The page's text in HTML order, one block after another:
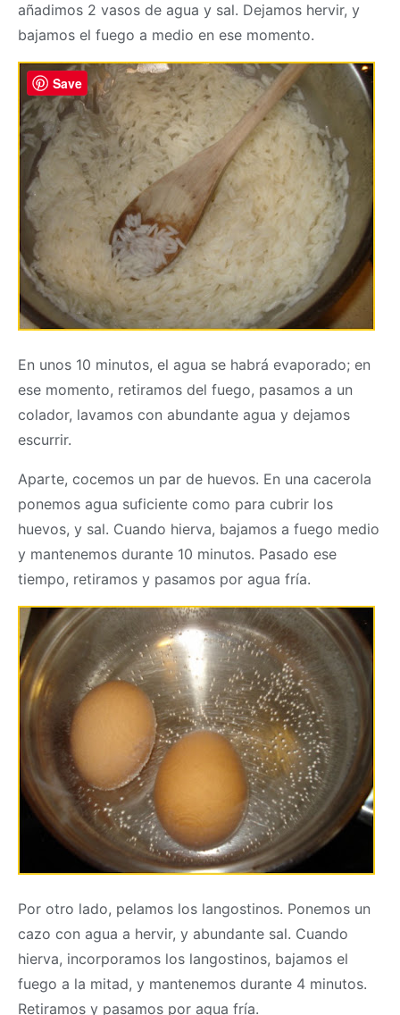
añadimos 2 vasos de agua y sal. Dejamos hervir, y
bajamos el fuego a medio en ese momento.
En unos 10 minutos, el agua se habrá evaporado; en
ese momento, retiramos del fuego, pasamos a un
colador, lavamos con abundante agua y dejamos
escurrir.
Aparte, cocemos un par de huevos. En una cacerola
ponemos agua suficiente como para cubrir los
huevos, y sal. Cuando hierva, bajamos a fuego medio
y mantenemos durante 10 minutos. Pasado ese
tiempo, retiramos y pasamos por agua fría.
Por otro lado, pelamos los langostinos. Ponemos un
cazo con agua a hervir, y abundante sal. Cuando
hierva, incorporamos los langostinos, bajamos el
fuego a la mitad, y mantenemos durante 4 minutos.
Retiramos y pasamos por agua fría.
Save